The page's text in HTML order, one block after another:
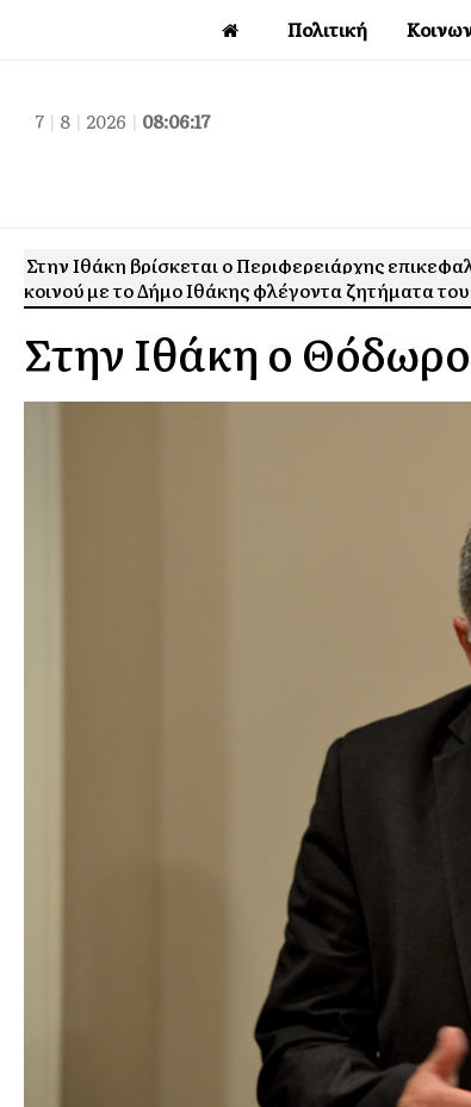
Πολιτική
7 | 8 | 2026 | 08:06:18
Στην Ιθάκη βρίσκεται ο Περιφερειάρχης
κοινού με το Δήμο Ιθάκης φλέγοντα ζητήματα
Στην Ιθάκη ο